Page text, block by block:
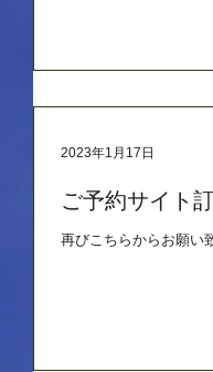
ご予約サイト
再びこちらからお願い
2023年1月17日